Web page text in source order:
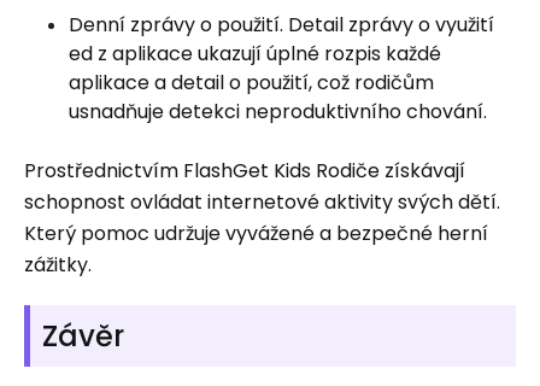
Denní zprávy o použití. Detail zprávy o využití
ed z aplikace ukazují úplné rozpis každé
aplikace a detail o použití, což rodičům
usnadňuje detekci neproduktivního chování.
Prostřednictvím FlashGet Kids Rodiče získávají
schopnost ovládat internetové aktivity svých dětí.
Který pomoc udržuje vyvážené a bezpečné herní
zážitky.
Závěr